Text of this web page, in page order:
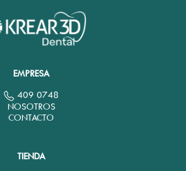
EMPRESA
409 0748
NOSOTROS
CONTACTO
TIENDA